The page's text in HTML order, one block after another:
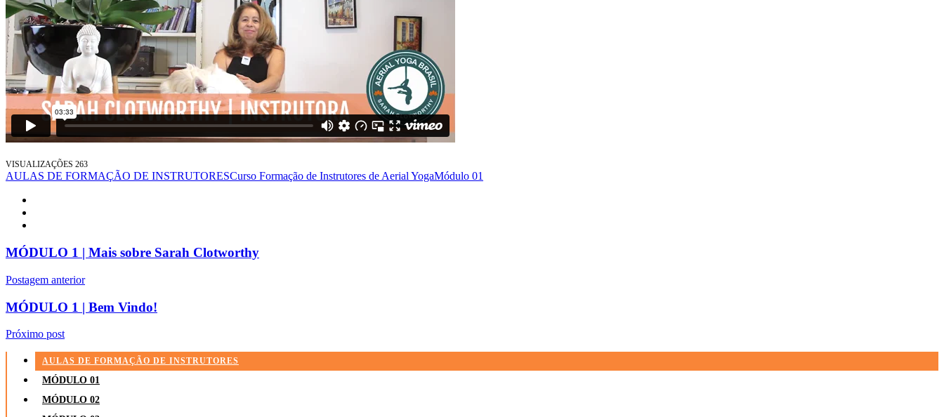
VISUALIZAÇÕES 263
AULAS DE FORMAÇÃO DE INSTRUTORESCurso Formação de Instrutores de Aerial YogaMódulo 01
MÓDULO 1 | Mais sobre Sarah Clotworthy
Postagem anterior
MÓDULO 1 | Bem Vindo!
Próximo post
AULAS DE FORMAÇÃO DE INSTRUTORES
MÓDULO 01
MÓDULO 02